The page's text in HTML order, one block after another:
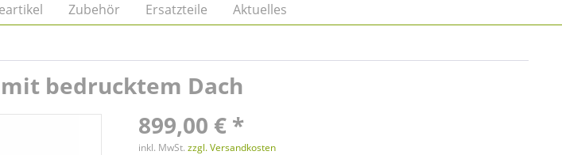
Zubehör Ersatzteile Aktuelles
bedrucktem Dach
899,00 € *
inkl. MwSt.zzgl. Versandkosten